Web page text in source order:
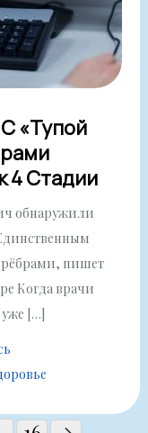
«тупой
4 Стадии
обнаружили
рёбрами, пишет
Когда врачи
уже […]